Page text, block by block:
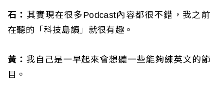
石： 其實現在很多Podcast內容都很不錯，我之前
在聽的「科技島讀」就很有趣。
黃： 我自己是一早起來會想聽一些能夠練英文的節
目。